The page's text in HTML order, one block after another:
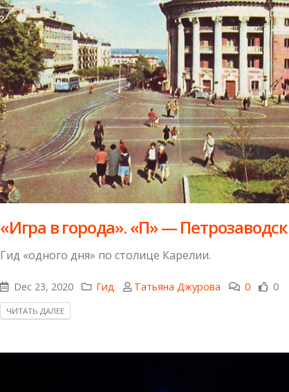
«Игра в города». «П» — Петрозаводск
Гид «одного дня» по столице Карелии.
Dec 23, 2020 Гид Татьяна Джурова 0 0
ЧИТАТЬ ДАЛЕЕ